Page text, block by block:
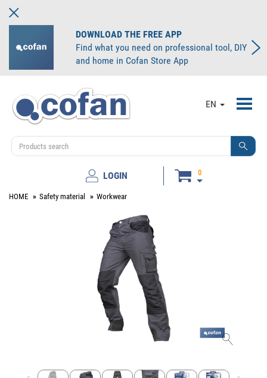
DOWNLOAD THE FREE APP
Find what you need on professional tool, DIY
and home in Cofan Store App
EN
LOGIN 0
HOME Safety material Workwear